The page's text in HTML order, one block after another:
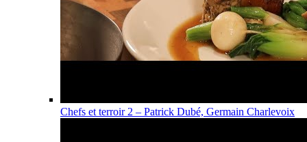
Chefs et terroir 2 – Patrick Dubé, Germain Charlevoix